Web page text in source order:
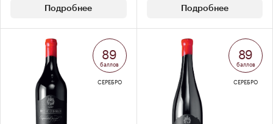
Подробнее Подробнее
89
баллов
СЕРЕБРО
89
баллов
СЕРЕБРО